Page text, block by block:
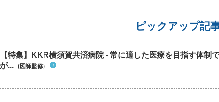
ピックアップ記
【特集】KKR横須賀共済病院 - 常に適した医療を目指す体制
が... (医師監修)